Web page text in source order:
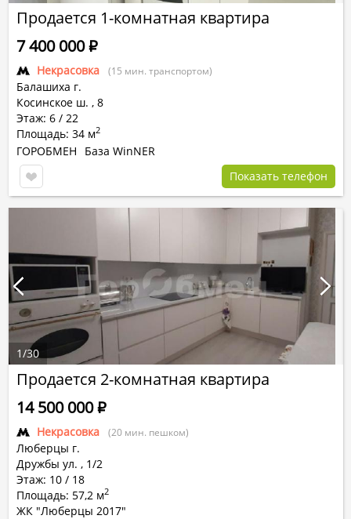
Продается 1-комнатная квартира
Некрасовка (15 мин. транспортом)
Балашиха г.
Косинское ш. , 8
Этаж: 6 / 22
Площадь: 34 м2
7 400 000Р
ГОРОБМЕН
База WinNER
Показать телефон
Продается 2-комнатная квартира
Некрасовка (20 мин. пешком)
Люберцы г.
Дружбы ул. , 1/2
Этаж: 10 / 18
Площадь: 57,2 м2
ЖК "Люберцы 2017"
14 500 000Р
1/30